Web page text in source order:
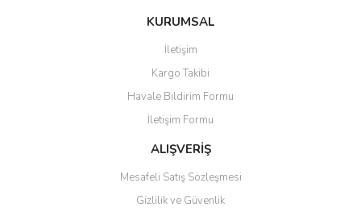
KURUMSAL
İletişim
Kargo Takibi
Havale Bildirim Formu
İletişim Formu
ALIŞVERİŞ
Mesafeli Satış Sözleşmesi
Gizlilik ve Güvenlik